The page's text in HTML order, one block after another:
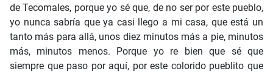
de Tecomales, porque yo sé que, de no ser por este pueblo,
yo nunca sabría que ya casi llego a mi casa, que está un
tanto más para allá, unos diez minutos más a pie, minutos
más, minutos menos. Porque yo re bien que sé que
siempre que paso por aquí, por este colorido pueblito que